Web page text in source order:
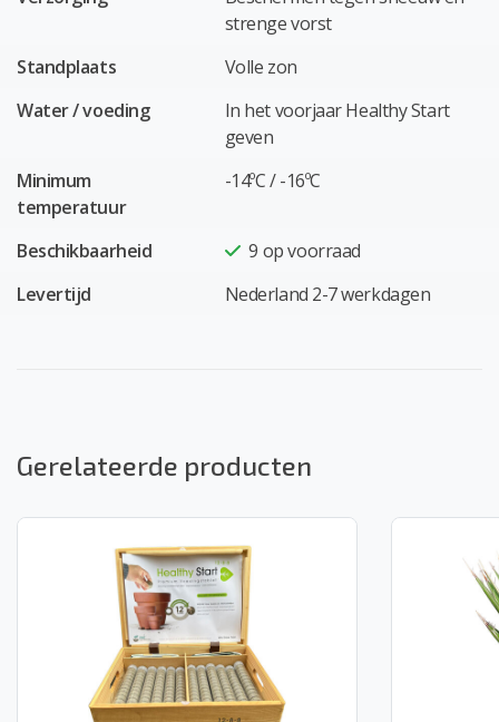
strenge vorst
Standplaats
Volle zon
Water / voeding
In het voorjaar Healthy Start
geven
Minimum
temperatuur
-14ºC / -16ºC
Beschikbaarheid 9 op voorraad
Levertijd
Nederland 2-7 werkdagen
Gerelateerde producten